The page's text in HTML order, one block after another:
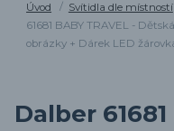
Úvod Svítidla dle místností
61681 BABY TRAVEL -
obrázky + Dárek LED
Dalber